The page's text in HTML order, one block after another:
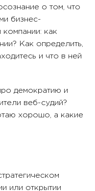
о том, что
бизнес-
как
Как определить,
и что в ней
демократию и
веб-судий?
хорошо, а какие
или открытии